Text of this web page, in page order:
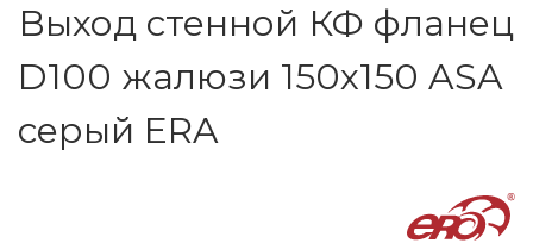
Выход стенной КФ фланец
D100 жалюзи 150x150 ASA
серый ERA